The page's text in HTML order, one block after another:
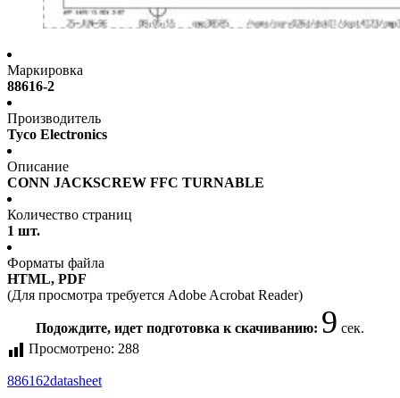
Маркировка
88616-2
Производитель
Tyco Electronics
Описание
CONN JACKSCREW FFC TURNABLE
Количество страниц
1 шт.
Форматы файла
HTML, PDF
(Для просмотра требуется Adobe Acrobat Reader)
Подождите, идет подготовка к скачиванию: 9 сек.
Просмотрено: 288
886162datasheet